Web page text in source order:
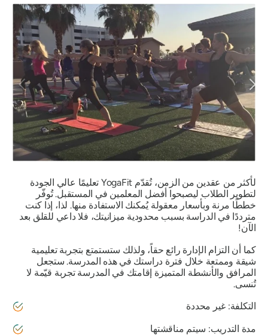
لأكثر من عقدين من الزمن، تُقدّم YogaFit تعليمًا عالي الجودة
لتطوير الطلاب ليصبحوا أفضل المعلمين في المستقبل. تُوفّر
خططًا مرنة وبأسعار معقولة يُمكنك الاستفادة منها. لذا، إذا كنت
مترددًا في الدراسة بسبب محدودية ميزانيتك، فلا داعي للقلق بعد
الآن!
كما أن التزام الإدارة رائع حقاً، ولذلك ستستمتع بتجربة تعليمية
شيقة وممتعة خلال فترة دراستك في هذه المدرسة. ستجعل
المرافق والأنشطة المتميزة إقامتك في المدرسة تجربة قيّمة لا
تُنسى.
التكلفة: غير محددة
مدة التدريب: سيتم مناقشتها